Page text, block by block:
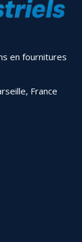
en fournitures
France